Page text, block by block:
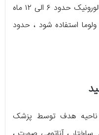
نتایج تزریق انواع ژل های اسید هیالورونیک حدود ۶ الی ۱۲ ماه
ولوما استفاده شود ، حدود
ناحیه هدف توسط پزشک